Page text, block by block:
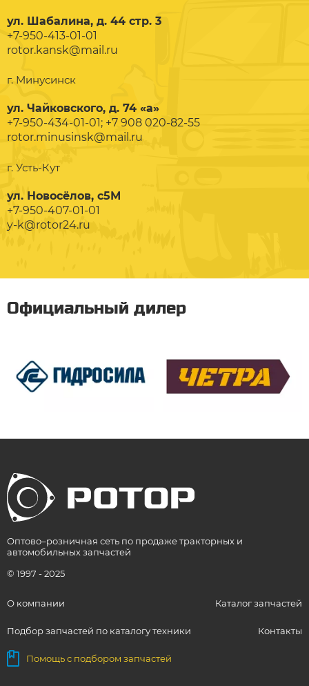
ул. Шабалина, д. 44 стр. 3
+7-950-413-01-01
rotor.kansk@mail.ru
г. Минусинск
ул. Чайковского, д. 74 «а»
+7-950-434-01-01; +7 908 020-82-55
rotor.minusinsk@mail.ru
г. Усть-Кут
ул. Новосёлов, с5М
+7-950-407-01-01
y-k@rotor24.ru
Официальный дилер
Оптово–розничная сеть по продаже тракторных и
автомобильных запчастей
© 1997 - 2025
О компании Каталог запчастей
Подбор запчастей по каталогу техники Контакты
Помощь с подбором запчастей